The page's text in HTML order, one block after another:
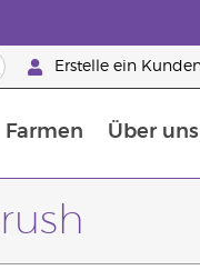
Erstelle ein
Farmen Über uns